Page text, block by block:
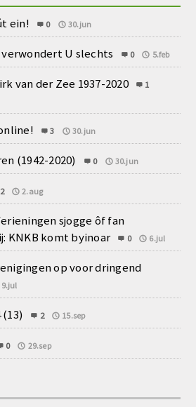
ein! 0 30.jun
U slechts 0 5.feb
van der Zee 1937-2020
1
3 30.jun
(1942-2020) 0 30.jun
2 2.aug
sjogge ôf fan
KNKB komt byinoar
0 6.jul
op voor dringend
9.jul
2 15.sep
0 29.sep